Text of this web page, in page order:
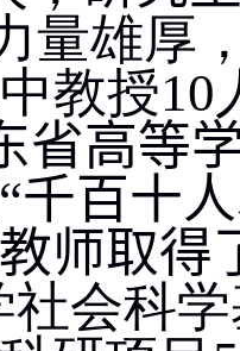
量雄厚
教授10
省高等
千百十
师取得
社会科